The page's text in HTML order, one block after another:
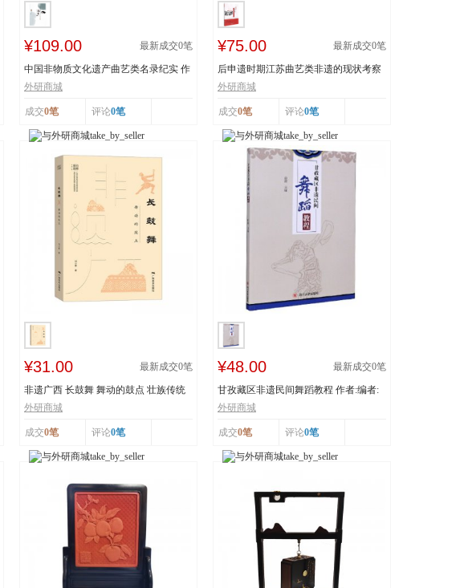
¥109.00 最新成交0笔
中国非物质文化遗产曲艺类名录纪实 作
者:姜昆,董耀...
外研商城
成交0笔 评论0笔
¥75.00 最新成交0笔
后申遗时期江苏曲艺类非遗的现状考察
与活态传承 978...
外研商城
成交0笔 评论0笔
¥31.00 最新成交0笔
非遗广西 长鼓舞 舞动的鼓点 壮族传统
舞蹈瑶族舞蹈...
外研商城
成交0笔 评论0笔
¥48.00 最新成交0笔
甘孜藏区非遗民间舞蹈教程 作者:编者:
白渝|责编:蒋...
外研商城
成交0笔 评论0笔